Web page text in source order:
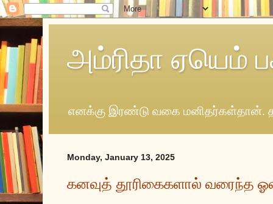
அம்ரிதா ஏயெம்
எனக்கு இரண்டு வகை மனிதர்கள்தான்.
Monday, January 13, 2025
கனவுத் தூரிகைகளால் வரைந்த